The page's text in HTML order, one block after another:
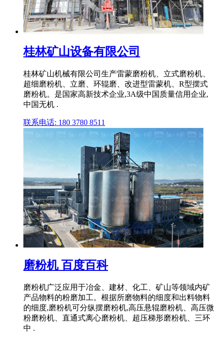
桂林矿山设备有限公司
桂林矿山机械有限公司生产雷蒙磨粉机、立式磨粉机、
超细磨粉机、立磨、环辊磨、改进型雷蒙机、R型摆式
磨粉机。是国家高新技术企业,3A级中国质量信用企业,
中国无机 .
联系电话: 180 3780 8511
磨粉机 百度百科
磨粉机广泛应用于冶金、建材、化工、矿山等领域内矿
产品物料的粉磨加工。根据所磨物料的细度和出料物料
的细度,磨粉机可分纵摆磨粉机,高压悬辊磨粉机、高压微
粉磨粉机、直通式离心磨粉机、超压梯形磨粉机、三环
中 .